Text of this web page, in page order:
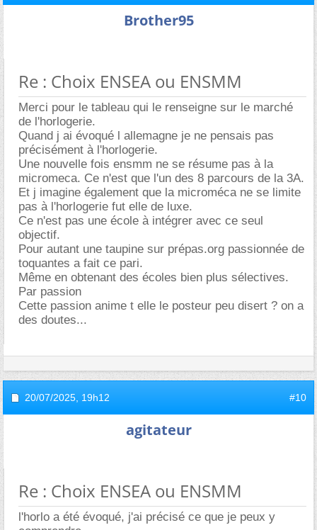
Brother95
Re : Choix ENSEA ou ENSMM
Merci pour le tableau qui le renseigne sur le marché
de l'horlogerie.
Quand j ai évoqué l allemagne je ne pensais pas
précisément à l'horlogerie.
Une nouvelle fois ensmm ne se résume pas à la
micromeca. Ce n'est que l'un des 8 parcours de la 3A.
Et j imagine également que la microméca ne se limite
pas à l'horlogerie fut elle de luxe.
Ce n'est pas une école à intégrer avec ce seul
objectif.
Pour autant une taupine sur prépas.org passionnée de
toquantes a fait ce pari.
Même en obtenant des écoles bien plus sélectives.
Par passion
Cette passion anime t elle le posteur peu disert ? on a
des doutes...
20/07/2025, 19h12 #10
agitateur
Re : Choix ENSEA ou ENSMM
l'horlo a été évoqué, j'ai précisé ce que je peux y